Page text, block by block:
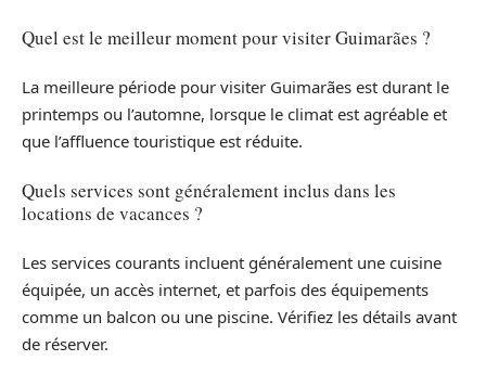
Quel est le meilleur moment pour visiter Guimarães ?
La meilleure période pour visiter Guimarães est durant le
printemps ou l’automne, lorsque le climat est agréable et
que l’affluence touristique est réduite.
Quels services sont généralement inclus dans les
locations de vacances ?
Les services courants incluent généralement une cuisine
équipée, un accès internet, et parfois des équipements
comme un balcon ou une piscine. Vérifiez les détails avant
de réserver.